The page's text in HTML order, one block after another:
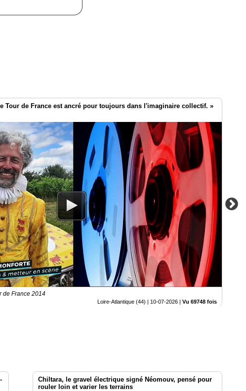
Tour de France est ancré pour toujours dans l'imaginaire collectif. »
de France 2014
Loire-Atlantique (44) | 10-07-2026 | Vu 69748 fois
Chiltara, le gravel électrique signé Néomouv, pensé pour
rouler loin et varier les terrains